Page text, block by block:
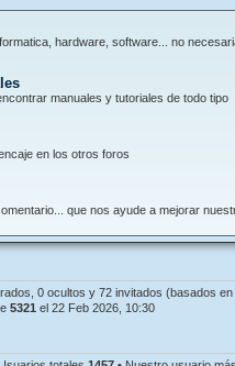
hardware, software... no
manuales y tutoriales de todo tipo
en los otros foros
que nos ayude a mejorar
0 ocultos y 72 invitados (basados
5321 el 22 Feb 2026, 10:30